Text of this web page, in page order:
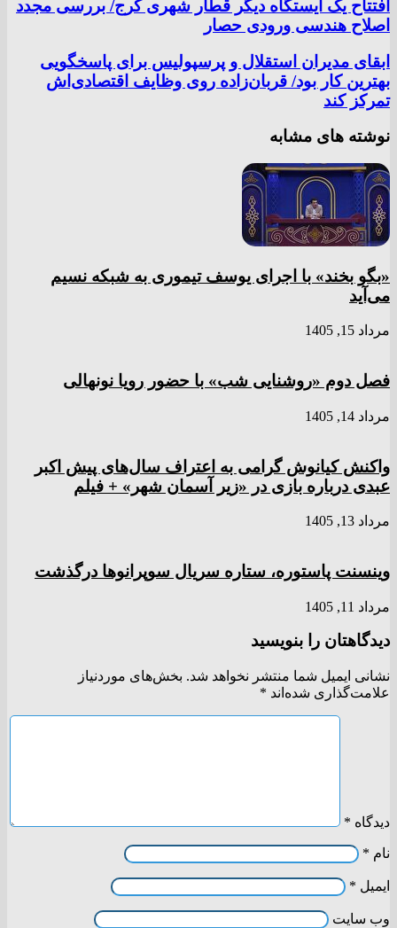
افتتاح یک ایستگاه دیگر قطار شهری کرج/ بررسی مجدد
اصلاح هندسی ورودی حصار
ابقای مدیران استقلال و پرسپولیس برای پاسخگویی
بهترین کار بود/ قربان‌زاده روی وظایف اقتصادی‌اش
تمرکز کند
نوشته های مشابه
«بگو بخند» با اجرای یوسف تیموری به شبکه نسیم
می‌آید
مرداد 15, 1405
فصل دوم «روشنایی شب» با حضور رویا نونهالی
مرداد 14, 1405
واکنش کیانوش گرامی به اعتراف سال‌های پیش اکبر
عبدی درباره بازی در «زیر آسمان شهر» + فیلم
مرداد 13, 1405
وینسنت پاستوره، ستاره سریال سوپرانوها درگذشت
مرداد 11, 1405
دیدگاهتان را بنویسید
نشانی ایمیل شما منتشر نخواهد شد. بخش‌های موردنیاز
علامت‌گذاری شده‌اند *
دیدگاه *
نام *
ایمیل *
وب‌ سایت